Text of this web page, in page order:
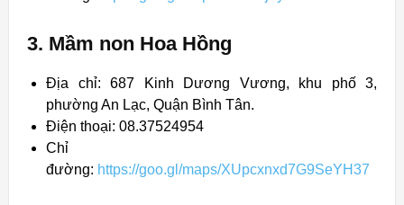
3. Mầm non Hoa Hồng
Địa chỉ: 687 Kinh Dương Vương, khu phố 3,
phường An Lạc, Quận Bình Tân.
Điện thoại: 08.37524954
Chỉ
đường: https://goo.gl/maps/XUpcxnxd7G9SeYH37